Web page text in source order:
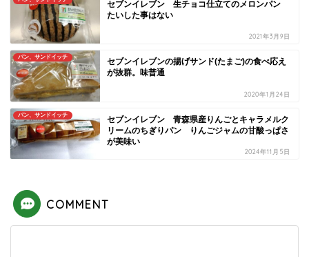
セブンイレブン 生チョコ仕立てのメロンパン
たいした事はない
2021年3月9日
パン、サンドイッチ
セブンイレブンの揚げサンド(たまご)の食べ応え
が抜群。味普通
2020年1月24日
パン、サンドイッチ
セブンイレブン 青森県産りんごとキャラメルク
リームのちぎりパン りんごジャムの甘酸っぱさ
が美味い
2024年11月5日
COMMENT